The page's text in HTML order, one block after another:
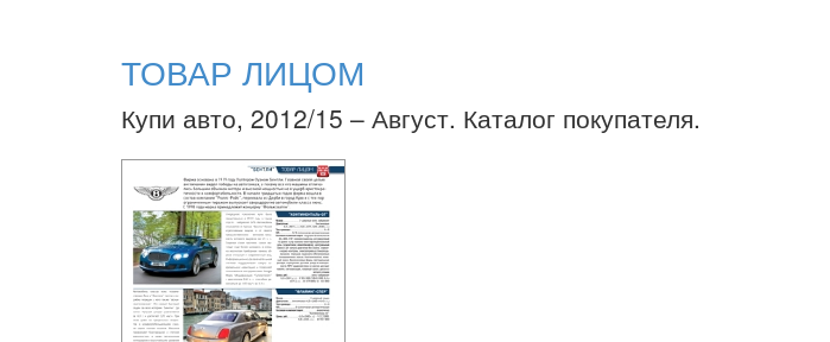
ТОВАР ЛИЦОМ
Купи авто, 2012/15 – Август. Каталог покупателя.